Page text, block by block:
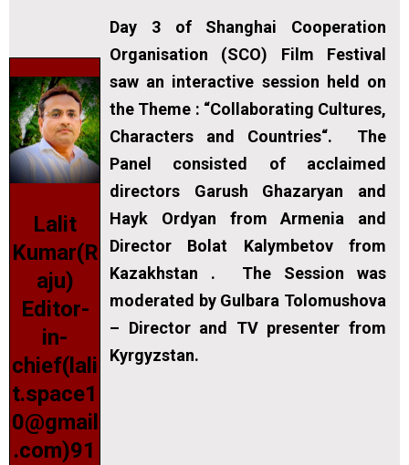
Lalit
Kumar(R
aju)
Editor-
in-
chief(lali
t.space1
0@gmail
.com)91
Day 3 of Shanghai Cooperation
Organisation (SCO) Film Festival
saw an interactive session held on
the Theme : “Collaborating Cultures,
Characters and Countries“. The
Panel consisted of acclaimed
directors Garush Ghazaryan and
Hayk Ordyan from Armenia and
Director Bolat Kalymbetov from
Kazakhstan . The Session was
moderated by Gulbara Tolomushova
– Director and TV presenter from
Kyrgyzstan.